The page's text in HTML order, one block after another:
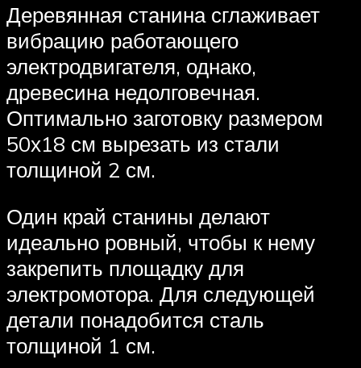
Деревянная станина сглаживает
вибрацию работающего
электродвигателя, однако,
древесина недолговечная.
Оптимально заготовку размером
50х18 см вырезать из стали
толщиной 2 см.
Один край станины делают
идеально ровный, чтобы к нему
закрепить площадку для
электромотора. Для следующей
детали понадобится сталь
толщиной 1 см.